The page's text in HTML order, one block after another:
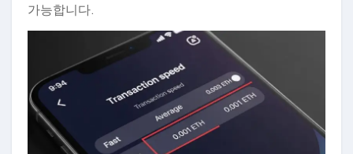
가능합니다.